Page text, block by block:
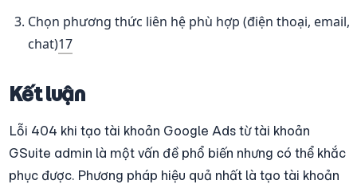
Chọn phương thức liên hệ phù hợp (điện thoại, email,
chat)17
Kết luận
Lỗi 404 khi tạo tài khoản Google Ads từ tài khoản
GSuite admin là một vấn đề phổ biến nhưng có thể khắc
phục được. Phương pháp hiệu quả nhất là tạo tài khoản